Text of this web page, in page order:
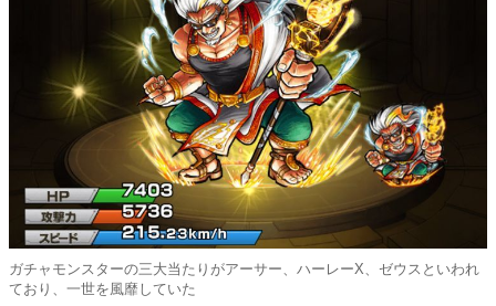
ガチャモンスターの三大当たりがアーサー、ハーレーX、ゼウスといわれ
ており、一世を風靡していた